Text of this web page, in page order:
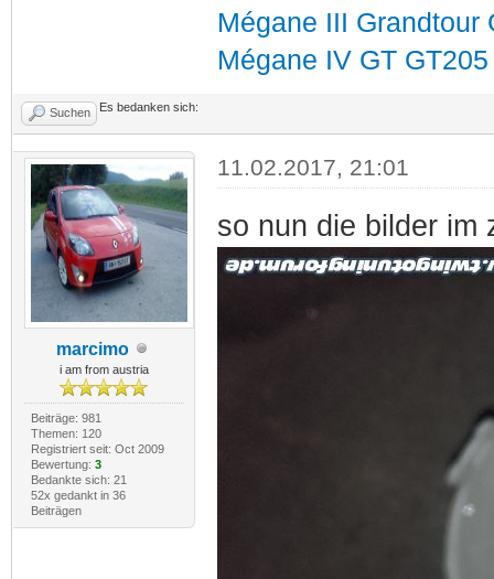
Mégane III Grandtour
Mégane IV GT
Suchen Es bedanken sich:
marcimo
i am from austria
Beiträge: 981
Themen: 120
Registriert seit: Oct 2009
Bewertung: 3
Bedankte sich: 21
52x gedankt in 36
Beiträgen
11.02.2017, 21:01
so nun die bilder im